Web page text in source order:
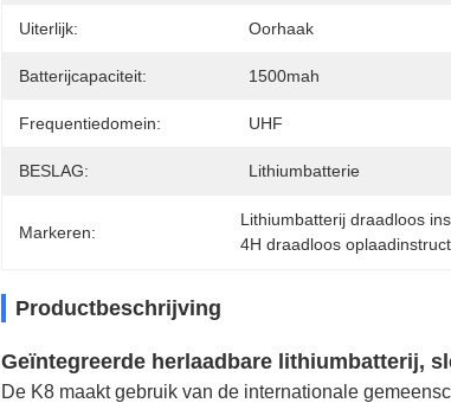
Uiterlijk: Oorhaak
Batterijcapaciteit: 1500mah
Frequentiedomein: UHF
BESLAG: Lithiumbatterie
Markeren:
Lithiumbatterij draadloos
4H draadloos
Productbeschrijving
Geïntegreerde herlaadbare lithiumbatterij,
De K8 maakt gebruik van de internationale